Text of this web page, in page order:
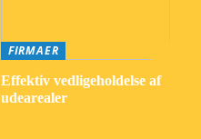
FIRMAER
Effektiv vedligeholdelse af
udearealer